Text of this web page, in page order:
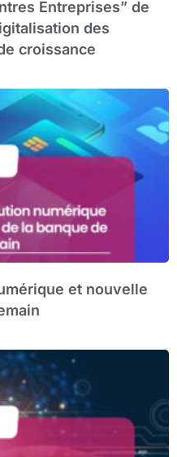
Entreprises” de
des
croissance
et nouvelle